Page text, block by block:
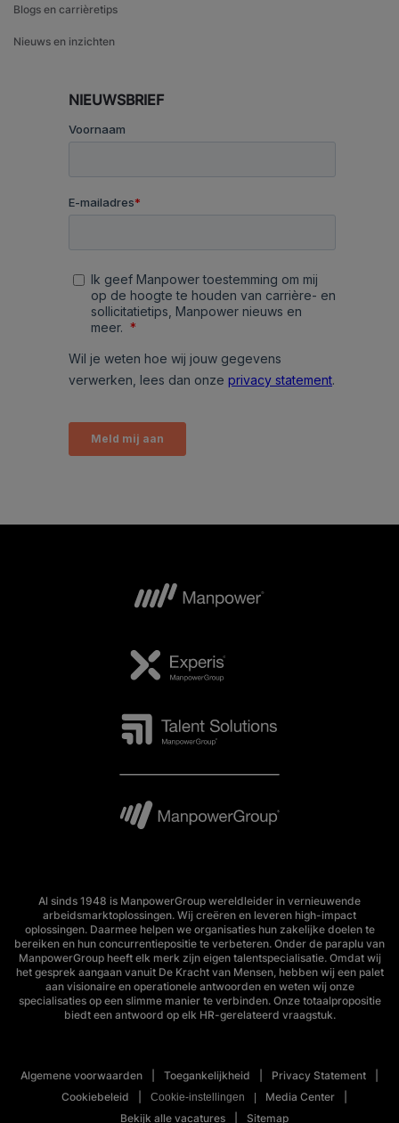
Blogs en carrièretips
Nieuws en inzichten
NIEUWSBRIEF
Al sinds 1948 is ManpowerGroup wereldleider in vernieuwende
arbeidsmarktoplossingen. Wij creëren en leveren high-impact
oplossingen. Daarmee helpen we organisaties hun zakelijke doelen te
bereiken en hun concurrentiepositie te verbeteren. Onder de paraplu van
ManpowerGroup heeft elk merk zijn eigen talentspecialisatie. Omdat wij
het gesprek aangaan vanuit De Kracht van Mensen, hebben wij een palet
aan visionaire en operationele antwoorden en weten wij onze
specialisaties op een slimme manier te verbinden. Onze totaalpropositie
biedt een antwoord op elk HR-gerelateerd vraagstuk.
Algemene voorwaarden Toegankelijkheid
Privacy Statement
Cookiebeleid
Cookie-instellingen
Media Center
Bekijk alle vacatures
Sitemap